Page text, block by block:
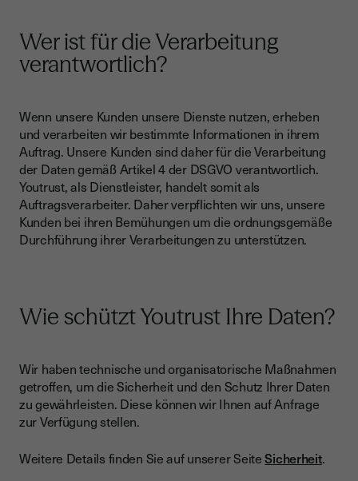
Wer ist für die Verarbeitung
verantwortlich?
Wenn unsere Kunden unsere Dienste nutzen, erheben
und verarbeiten wir bestimmte Informationen in ihrem
Auftrag. Unsere Kunden sind daher für die Verarbeitung
der Daten gemäß Artikel 4 der DSGVO verantwortlich.
Youtrust, als Dienstleister, handelt somit als
Auftragsverarbeiter. Daher verpflichten wir uns, unsere
Kunden bei ihren Bemühungen um die ordnungsgemäße
Durchführung ihrer Verarbeitungen zu unterstützen.
Wie schützt Youtrust Ihre Daten?
Wir haben technische und organisatorische Maßnahmen
getroffen, um die Sicherheit und den Schutz Ihrer Daten
zu gewährleisten. Diese können wir Ihnen auf Anfrage
zur Verfügung stellen.
Weitere Details finden Sie auf unserer SeiteSicherheit.